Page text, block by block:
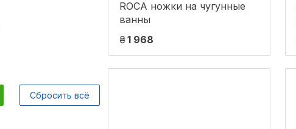
Сбросить всё
ROCA ножки на чугунные
ванны
₴1 968